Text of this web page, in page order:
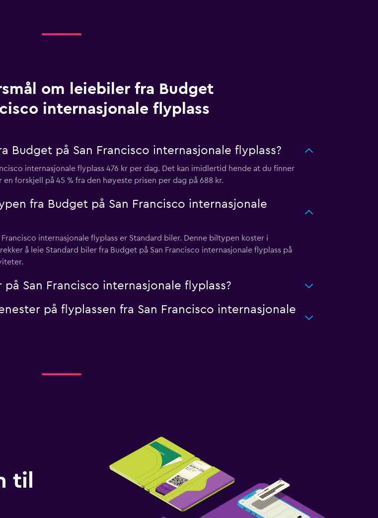
om leiebiler fra Budget
internasjonale flyplass
Budget på San Francisco internasjonale flyplass?
internasjonale flyplass 476 kr per dag. Det kan imidlertid hende at du finner
forskjell på 45 % fra den høyeste prisen per dag på 688 kr.
fra Budget på San Francisco internasjonale
internasjonale flyplass er Standard biler. Denne biltypen koster i
å leie Standard biler fra Budget på San Francisco internasjonale flyplass på
San Francisco internasjonale flyplass?
på flyplassen fra San Francisco internasjonale
til